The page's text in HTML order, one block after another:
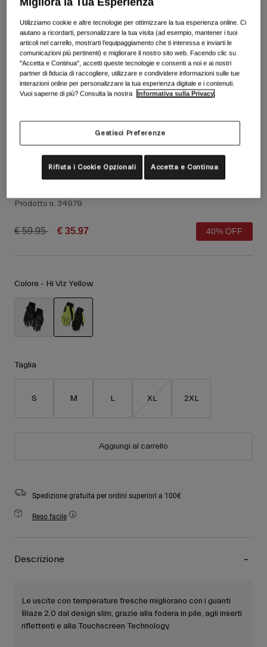
Scarpe
Scarpe da Strada
Scarpe da MTB
Scarpe da Gravel
Abbigliamento da MTB
Guanti
Maschere
Sci
Snowboard
Vedi tutto
Vedi tutto
Utilizzo
Guanti Blaze 2.0
Prodotto n. 34979
Price reduced from
€ 59.95to € 35.97 40% OFF
Colore - Hi Viz Yellow
Taglia
S M L XL 2XL
Aggiungi al carrello
Spedizione gratuita per ordini superiori a 100€
Reso facile
Descrizione
Le uscite con temperature fresche migliorano con i guanti
Blaze 2.0 dal design slim, grazie alla fodera in pile, agli inserti
riflettenti e alla Touchscreen Technology.
Utilizziamo cookie e altre tecnologie per ottimizzare la tua esperienza online. Ci
aiutano a ricordarti, personalizzare la tua visita (ad esempio, mantener i tuoi
articoli nel carrello, mostrarti l’equipaggiamento che ti interessa e inviarti le
comunicazioni più pertinenti) e migliorare il nostro sito web. Facendo clic su
"Accetta e Continua", accetti queste tecnologie e consenti a noi e ai nostri
partner di fiducia di raccogliere, utilizzare e condividere informazioni sulle tue
interazioni online per personalizzare la tua esperienza digitale e i contenuti.
Vuoi saperne di più? Consulta la nostra
Informativa sulla Privacy
Gestisci Preferenze
Rifiuta i Cookie Opzionali Accetta e Continua